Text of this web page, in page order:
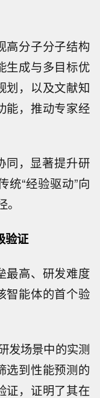
高分子分子结构
生成与多目标优
划，以及文献知
能，推动专家经
同，显著提升研
统“经验驱动”向
验证
最高、研发难度
智能体的首个验
发场景中的实测
选到性能预测的
证，证明了其在